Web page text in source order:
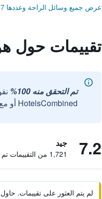
عرض جميع وسائل الراحة وعددها 67
تقييمات حول
تم التحقق منه 100%
HotelsCombined أو مع شركائنا الخارجيين الموثوقين.
7.2 جيد
1,721 من التقييمات تم التحقق منها
لم يتم العثور على تقييمات.